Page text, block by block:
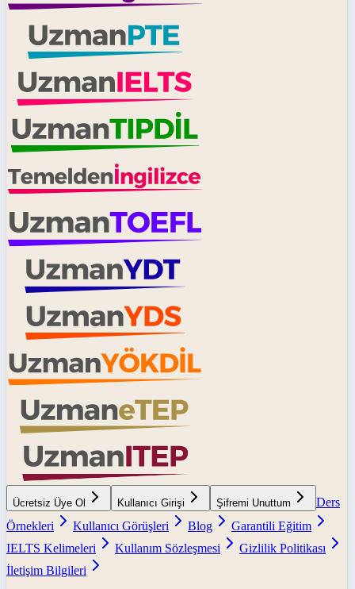
Ücretsiz Üye Ol Kullanıcı Girişi Şifremi Unuttum
Ders
Örnekleri
Kullanıcı Görüşleri Blog
Garantili Eğitim
IELTS Kelimeleri
Kullanım Sözleşmesi
Gizlilik Politikası
İletişim Bilgileri